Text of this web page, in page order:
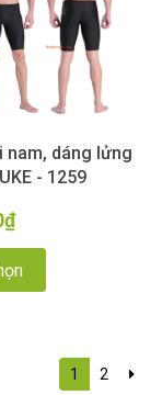
nam, dáng lửng
- 1259
1 2